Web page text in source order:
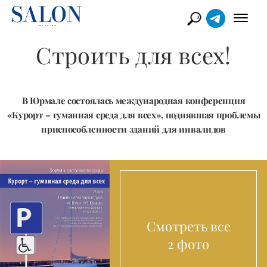
Строить для всех!
В Юрмале состоялась международная конференция
«Курорт – гуманная среда для всех», поднявшая проблемы
приспособленности зданий для инвалидов
Смотреть все
2 фото